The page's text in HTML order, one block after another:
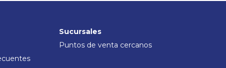
Sucursales
Puntos de venta cercanos